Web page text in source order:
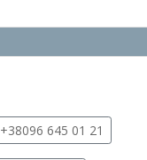
+38096 645 01 21